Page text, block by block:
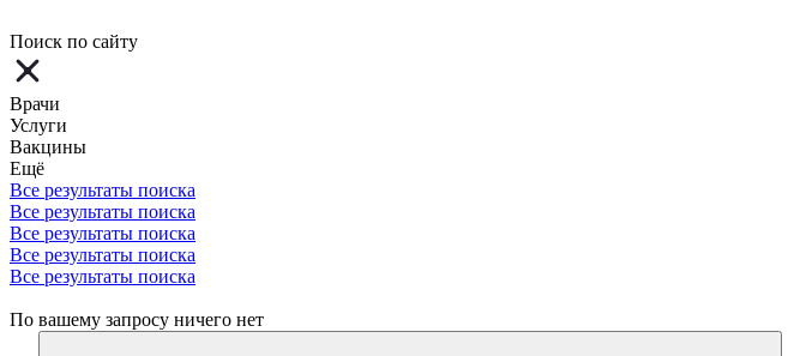
Поиск по сайту
Врачи
Услуги
Вакцины
Ещё
Все результаты поиска
Все результаты поиска
Все результаты поиска
Все результаты поиска
Все результаты поиска
По вашему запросу ничего нет